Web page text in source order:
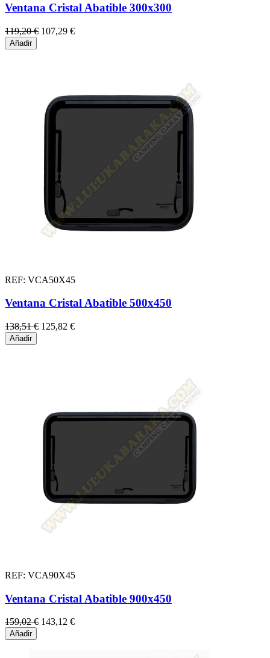
Ventana Cristal Abatible 300x300
119,20 € 107,29 €
Añadir
REF: VCA50X45
Ventana Cristal Abatible 500x450
138,51 € 125,82 €
Añadir
REF: VCA90X45
Ventana Cristal Abatible 900x450
159,02 € 143,12 €
Añadir